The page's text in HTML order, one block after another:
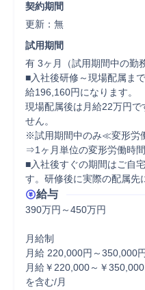
契約期間
更新：無
試用期間
有 3ヶ月（試用期間中の勤
■入社後研修～現場配属ま
給196,160円になります。
現場配属後は月給22万円で
せん。
※試用期間中のみ≪変形労
⇒1ヶ月単位の変形労働時
■入社後すぐの期間はご自
す。研修後に実際の配属先
給与
390万円～450万円
月給制
月給 220,000円～350,000円
月給￥220,000～￥
を含む/月